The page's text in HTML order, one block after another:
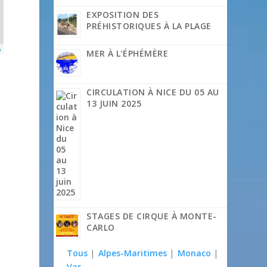
EXPOSITION DES
PRÉHISTORIQUES À LA PLAGE
MER À L’ÉPHÉMÈRE
CIRCULATION À NICE DU 05 AU
13 JUIN 2025
STAGES DE CIRQUE À MONTE-
CARLO
Tous | Alpes-Maritimes | Monaco |